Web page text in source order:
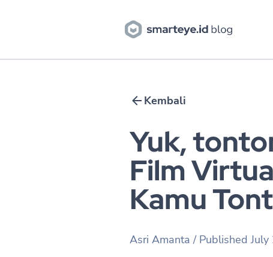
Kembali
Yuk,
Film
Kamu
Asri Amanta / Published